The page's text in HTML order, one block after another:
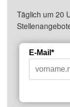
Täglich um 20
E-Mail*